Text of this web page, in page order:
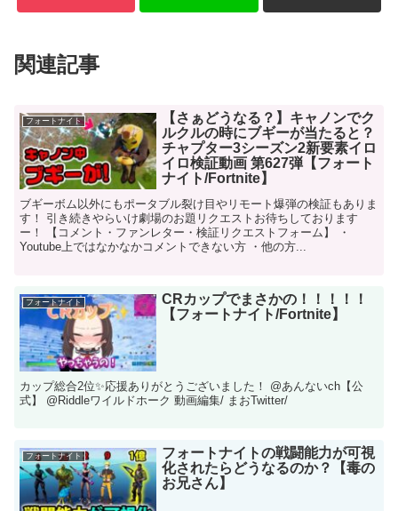
関連記事
フォートナイト
【さぁどうなる？】キャノンでク
ルクルの時にブギーが当たると？
チャプター3シーズン2新要素イロ
イロ検証動画 第627弾【フォート
ナイト/Fortnite】
ブギーボム以外にもポータブル裂け目やリモート爆弾の検証もありま
す！ 引き続きやらいけ劇場のお題リクエストお待ちしております
ー！ 【コメント・ファンレター・検証リクエストフォーム】 ・
Youtube上ではなかなかコメントできない方 ・他の方...
フォートナイト
CRカップでまさかの！！！！！
【フォートナイト/Fortnite】
カップ総合2位✨応援ありがとうございました！ @あんないch【公
式】 @Riddleワイルドホーク 動画編集/ まおTwitter/
フォートナイト
フォートナイトの戦闘能力が可視
化されたらどうなるのか？【毒の
お兄さん】